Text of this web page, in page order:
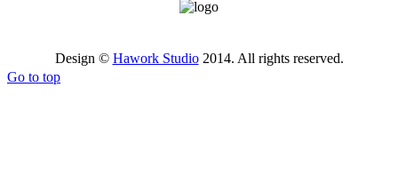
Design © Hawork Studio2014. All rights reserved.
Go to top